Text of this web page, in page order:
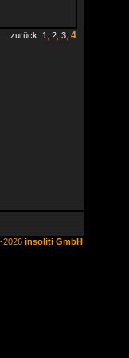
zurück
1 2 3 4
2026 insoliti GmbH